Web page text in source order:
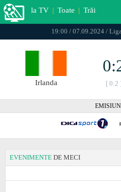
la TV | Toate | Trăi
19:00 / 07.09.2024 /
Irlanda [ 0:2
EVENIMENTE DE MECI